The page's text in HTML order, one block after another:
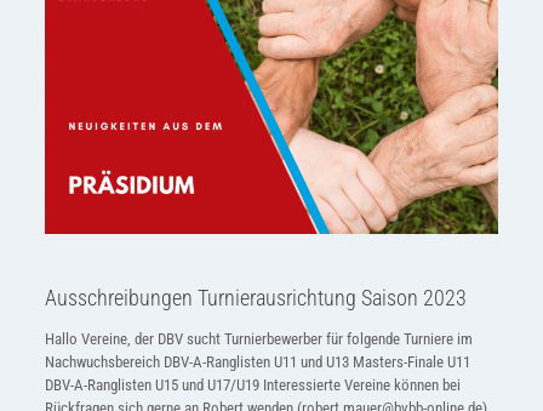
Ausschreibungen Turnierausrichtung Saison 2023
Hallo Vereine, der DBV sucht Turnierbewerber für folgende Turniere im
Nachwuchsbereich DBV-A-Ranglisten U11 und U13 Masters-Finale U11
DBV-A-Ranglisten U15 und U17/U19 Interessierte Vereine können bei